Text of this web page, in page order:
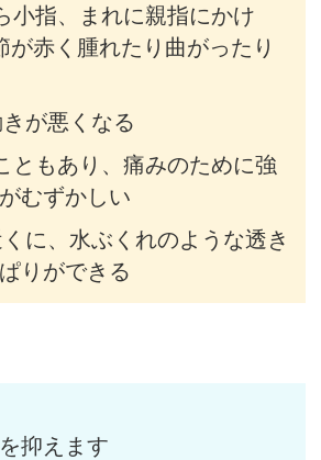
小指、まれに親指にかけ
が赤く腫れたり曲がったり
が悪くなる
ともあり、痛みのために強
むずかしい
に、水ぶくれのような透き
りができる
抑えます